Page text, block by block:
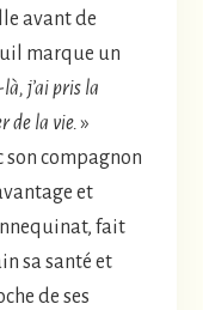
avant de
marque un
j’ai pris la
de la vie.»
son compagnon
et
fait
sa santé et
de ses